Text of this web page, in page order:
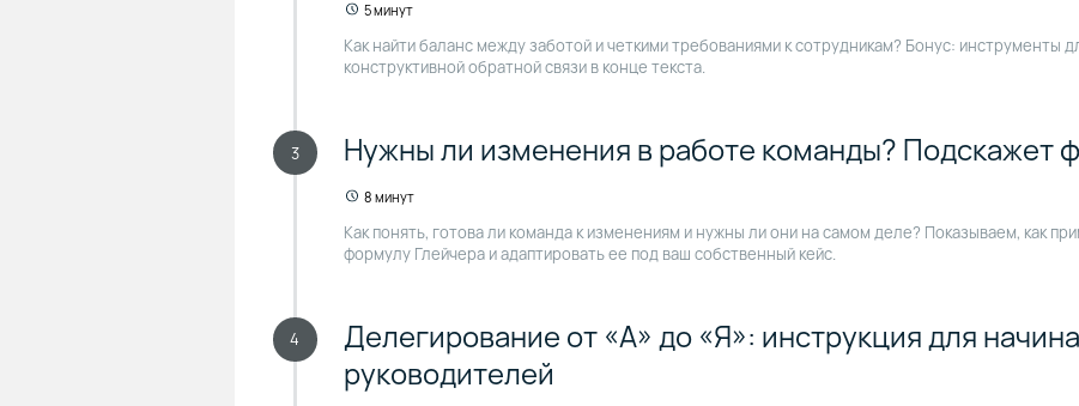
5 минут
Как найти баланс между заботой и четкими требованиями к сотрудникам? Бонус: инструменты
конструктивной обратной связи в конце текста.
3 Нужны ли изменения в работе команды? Подскажет
8 минут
Как понять, готова ли команда к изменениям и нужны ли они на самом деле? Показываем, как
формулу Глейчера и адаптировать ее под ваш собственный кейс.
4
Делегирование от «А» до «Я»: инструкция для
руководителей